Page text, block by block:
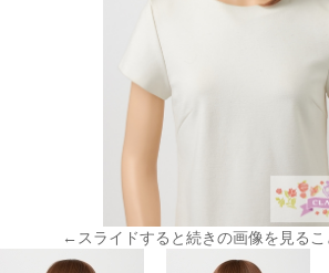
←スライドすると続きの画像を見る